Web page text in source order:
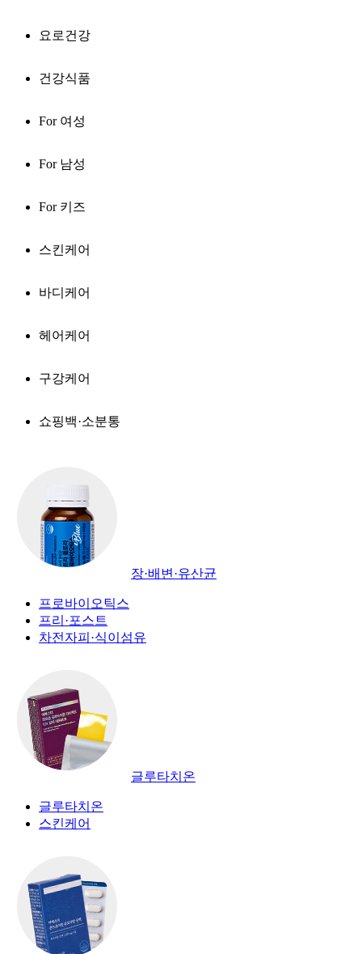
요로건강
건강식품
For 여성
For 남성
For 키즈
스킨케어
바디케어
헤어케어
구강케어
쇼핑백·소분통
장·배변·유산균
프로바이오틱스
프리·포스트
차전자피·식이섬유
글루타치온
글루타치온
스킨케어